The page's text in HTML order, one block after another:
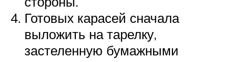
Готовых карасей сначала
выложить на тарелку,
застеленную бумажными